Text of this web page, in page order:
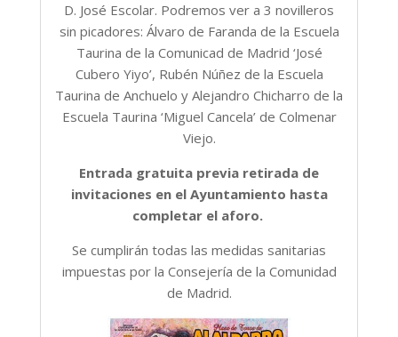
D. José Escolar. Podremos ver a 3 novilleros
sin picadores: Álvaro de Faranda de la Escuela
Taurina de la Comunicad de Madrid ‘José
Cubero Yiyo’, Rubén Núñez de la Escuela
Taurina de Anchuelo y Alejandro Chicharro de la
Escuela Taurina ‘Miguel Cancela’ de Colmenar
Viejo.
Entrada gratuita previa retirada de
invitaciones en el Ayuntamiento hasta
completar el aforo.
Se cumplirán todas las medidas sanitarias
impuestas por la Consejería de la Comunidad
de Madrid.